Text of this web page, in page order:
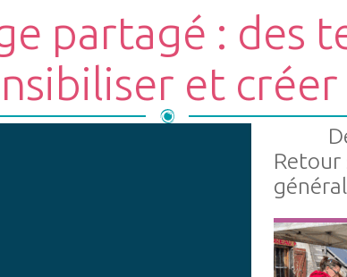
partagé : des
et
Retour
Vie